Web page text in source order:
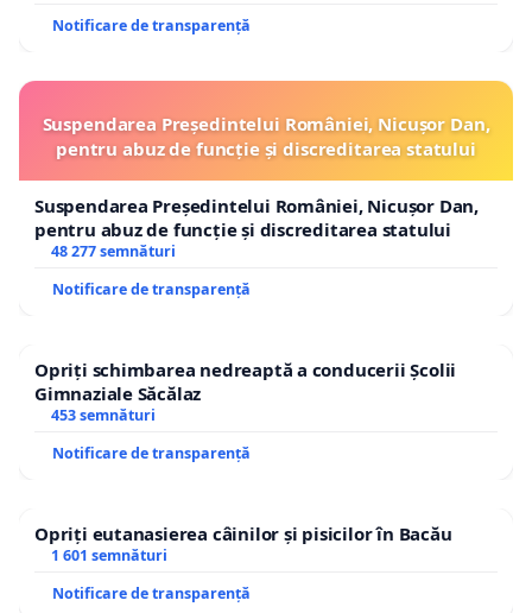
Notificare de transparență
Suspendarea Președintelui României, Nicușor Dan,
pentru abuz de funcție și discreditarea statului
Suspendarea Președintelui României, Nicușor Dan,
pentru abuz de funcție și discreditarea statului
48 277 semnături
Notificare de transparență
Opriți schimbarea nedreaptă a conducerii Școlii
Gimnaziale Săcălaz
453 semnături
Notificare de transparență
Opriți eutanasierea câinilor și pisicilor în Bacău
1 601 semnături
Notificare de transparență